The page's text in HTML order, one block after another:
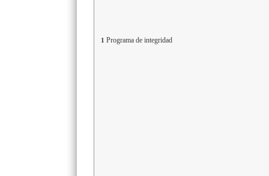
1 Programa de integridad